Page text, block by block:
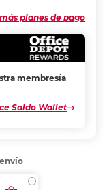
planes de pago
membresía
Saldo Wallet